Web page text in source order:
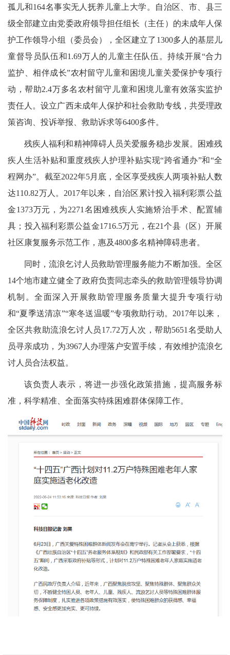
孤儿和164名事实无人抚养儿童上大学。自治区、市、县三
级全部建立由党委政府领导担任组长（主任）的未成年人保
护工作领导小组（委员会），全区建立了1300多人的基层儿
童督导员队伍和1.69万人的儿童主任队伍。持续开展“合力
监护、相伴成长”农村留守儿童和困境儿童关爱保护专项行
动，帮助2.4万多名农村留守儿童和困境儿童有效落实监护
责任人。设立广西未成年人保护和社会救助专线，共受理政
策咨询、投诉举报、救助诉求等6400多件。
残疾人福利和精神障碍人员关爱服务稳步发展。困难残
疾人生活补贴和重度残疾人护理补贴实现“跨省通办”和“全
程网办”。截至2022年5月底，全区享受残疾人两项补贴人数
达110.82万人。2017年以来，自治区累计投入福利彩票公益
金1373万元，为2271名困难残疾人实施矫治手术、配置辅
具；投入福利彩票公益金1716.5万元，在21个县（区）开展
社区康复服务示范工作，惠及4800多名精神障碍患者。
同时，流浪乞讨人员救助管理服务能力不断加强。全区
14个地市建立健全了政府负责同志牵头的救助管理领导协调
机制。全面深入开展救助管理服务质量大提升专项行动
和“夏季送清凉”“寒冬送温暖”专项救助行动。2017年以来，
全区共救助流浪乞讨人员17.72万人次，帮助5651名受助人
员寻亲成功，为3967人办理落户安置手续，有效维护流浪乞
讨人员合法权益。
该负责人表示，将进一步强化政策措施，提高服务标
准，科学精准、全面落实特殊困难群体保障工作。